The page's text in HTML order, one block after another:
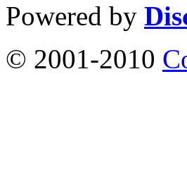
Powered by
© 2001-2010